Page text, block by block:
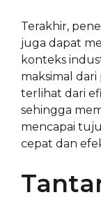
Terakhir,
juga dapat
konteks
maksimal
terlihat dari
sehingga
mencapai
cepat dan